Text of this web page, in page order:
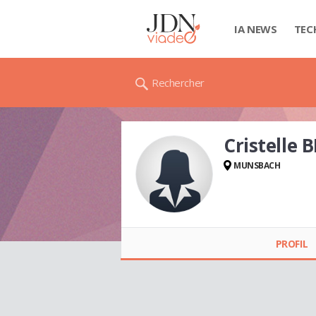
IA NEWS
Rechercher
Cristelle
MUNSBACH
PROFIL